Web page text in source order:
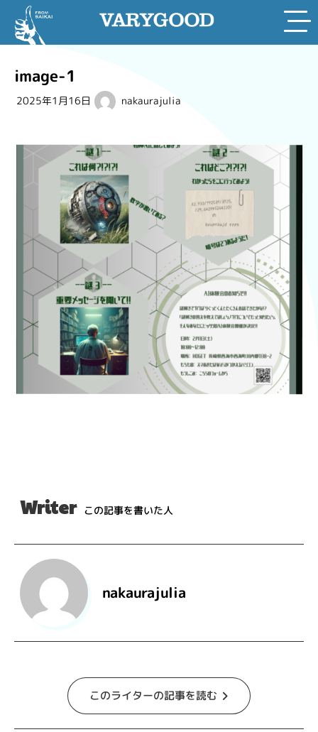
content
image-1
2025年1月16日 nakaurajulia
Writer この記事を書いた人
nakaurajulia
このライターの記事を読む